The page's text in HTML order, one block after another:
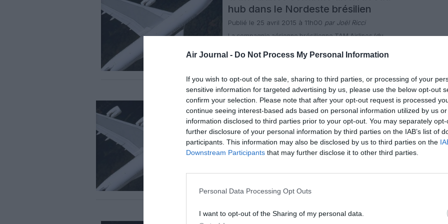
Air Journal - Do Not Process My Personal Information
If you wish to opt-out of the sale, sharing to third parties, or processing of your
sensitive information for targeted advertising by us, please use the below opt-out
confirm your selection. Please note that after your opt-out request is processed
continue seeing interest-based ads based on personal information utilized by us
information disclosed to third parties prior to your opt-out. You may separately
further disclosure of your personal information by third parties on the IAB’s list of
participants. This information may also be disclosed by us to third parties on the
Downstream Participants that may further disclose it to other third parties.
Personal Data Processing Opt Outs
I want to opt-out of the Sharing of my personal data.
hub dans le Nordeste brésilien
Publié le 25 avril 2015 à 11h00 par Joël Ricci
La compagnie aérienne brésilienne TAM Airlines (du
développer un nouveau hub dans la région Nordeste du
Brésil. Dans un communiqué du 24 avril, le groupe LATAM
développement du premier hub […]
Actualité Perspective
TAM Airlines envisage un nouveau
hub dans le Nordeste du Brésil
Publié le 19 avril 2015 à 15h00par Joël Ricci
Claudia Sender, PDG de la compagnie brésilienne TAM
Airlines examine les meilleures opportunités pour ce